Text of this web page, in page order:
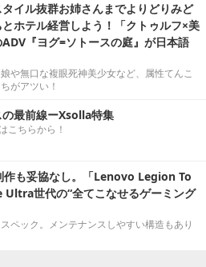
イル抜群お姉さんまでよりどりみど
ホテル経営しよう！「クトゥルフ×美
『ヨグ=ソトースの庭』が日本語
や無口な複眼死神美少女など、属性てんこ
がアツい！
最前線ーXsolla特集
こちらから！
作も妥協なし。「Lenovo Legion To
世代の“全てこなせるゲーミング
ペック。メンテナンスしやすい構造もあり